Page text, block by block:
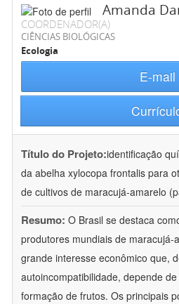
Amanda
COORDENADOR(A)
CIÊNCIAS BIOLÓGICAS
Ecologia
E-mail
Título do Projeto:identificação
da abelha xylocopa frontalis para
de cultivos de maracujá-amarelo
Resumo: O Brasil se destaca
produtores mundiais de maracujá-
grande interesse econômico que,
autoincompatibilidade, depende
formação de frutos. Os principais